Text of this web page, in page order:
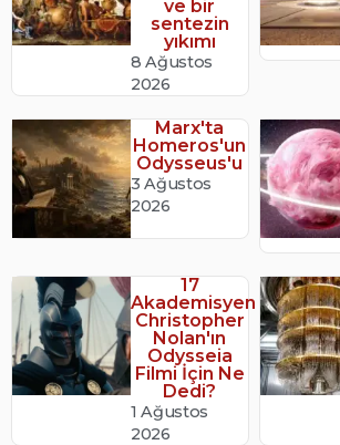
ve bir
sentezin
yıkımı
8 Ağustos
2026
Marx'ta
Homeros'un
Odysseus'u
3 Ağustos
2026
17
Akademisyen
Christopher
Nolan'ın
Odysseia
Filmi İçin Ne
Dedi?
1 Ağustos
2026